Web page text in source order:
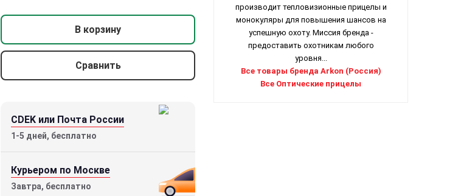
В корзину
Сравнить
CDEK или Почта России
1-5 дней, бесплатно
Курьером по Москве
Завтра, бесплатно
производит тепловизионные прицелы и
монокуляры для повышения шансов на
успешную охоту. Миссия бренда -
предоставить охотникам любого
уровня...
Все товары бренда Arkon (Россия)
Все Оптические прицелы